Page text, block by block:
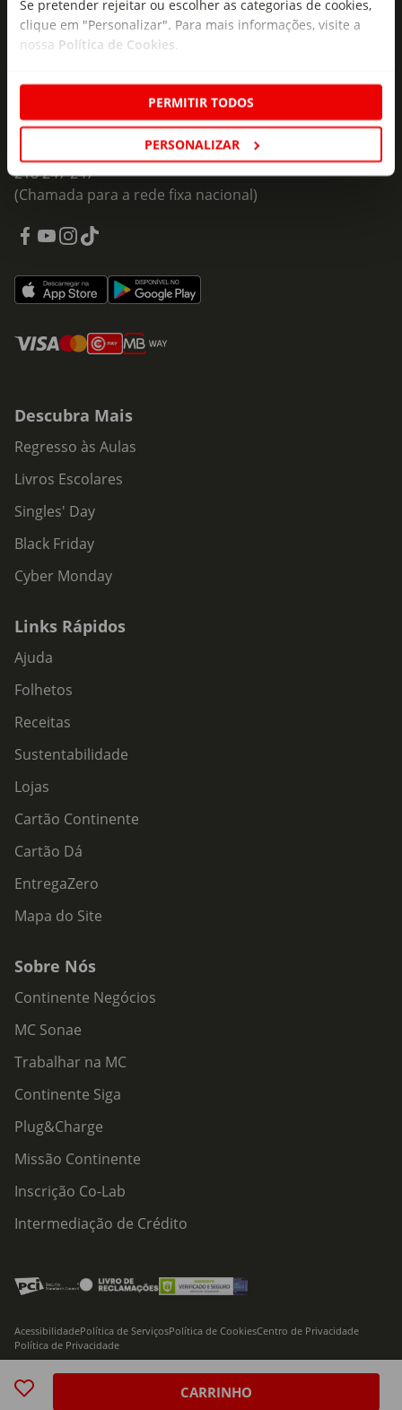
Se pretender rejeitar ou escolher as categorias de cookies,
clique em "Personalizar". Para mais informações, visite a
nossa Política de Cookies.
PERMITIR TODOS
PERSONALIZAR
CARRINHO
Fale Connosco
Formulário de Contacto
218 247 247
(Chamada para a rede fixa nacional)
Descubra Mais
Regresso às Aulas
Livros Escolares
Singles' Day
Black Friday
Cyber Monday
Links Rápidos
Ajuda
Folhetos
Receitas
Sustentabilidade
Lojas
Cartão Continente
Cartão Dá
EntregaZero
Mapa do Site
Sobre Nós
Continente Negócios
MC Sonae
Trabalhar na MC
Continente Siga
Plug&Charge
Missão Continente
Inscrição Co-Lab
Intermediação de Crédito
© 2026 Modelo Continente Hipermercados, S.A. Todos os direitos reservados
AcessibilidadePolítica de ServiçosPolítica de CookiesCentro de Privacidade
Política de Privacidade